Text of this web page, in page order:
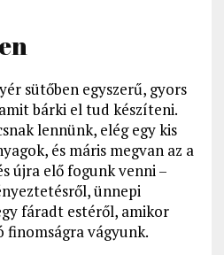
sütőben egyszerű, gyors
bárki el tud készíteni.
lennünk, elég egy kis
és máris megvan az a
újra elő fogunk venni –
ünnepi
fáradt estéről, amikor
vágyunk.